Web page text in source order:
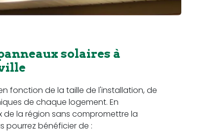
solaires à
fonction de la taille de l'installation, de
de chaque logement. En
de la région sans compromettre la
pourrez bénéficier de :